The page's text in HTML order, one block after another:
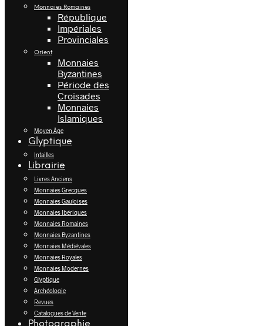
Monnaies Romaines
République
Impériales
Provinciales
Orient
Monnaies
Byzantines
Période des
Croisades
Monnaies
Islamiques
Moyen Âge
Glyptique
Intailles
Librairie
Livres Anciens
Monnaies Grecques
Monnaies Gauloises
Monnaies Ibériques
Monnaies Romaines
Monnaies Byzantines
Monnaies Médiévales
Monnaies Royales
Monnaies Modernes
Glyptique
Archéologie
Revues
Catalogues de Vente